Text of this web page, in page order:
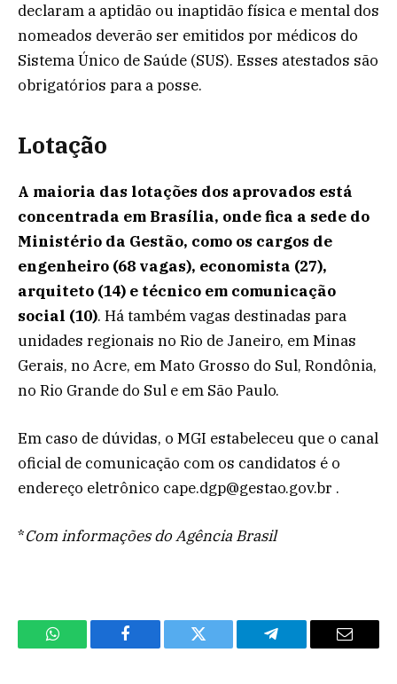
declaram a aptidão ou inaptidão física e mental dos
nomeados deverão ser emitidos por médicos do
Sistema Único de Saúde (SUS). Esses atestados são
obrigatórios para a posse.
Lotação
A maioria das lotações dos aprovados está
concentrada em Brasília, onde fica a sede do
Ministério da Gestão, como os cargos de
engenheiro (68 vagas), economista (27),
arquiteto (14) e técnico em comunicação
social (10). Há também vagas destinadas para
unidades regionais no Rio de Janeiro, em Minas
Gerais, no Acre, em Mato Grosso do Sul, Rondônia,
no Rio Grande do Sul e em São Paulo.
Em caso de dúvidas, o MGI estabeleceu que o canal
oficial de comunicação com os candidatos é o
endereço eletrônico cape.dgp@gestao.gov.br .
*Com informações do Agência Brasil
WhatsApp Facebook Twitter Telegram Email